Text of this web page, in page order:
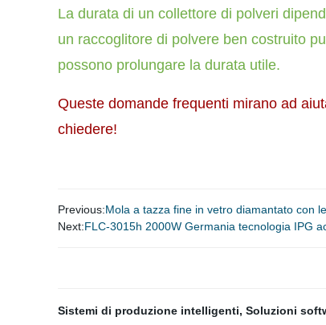
La durata di un collettore di polveri
un raccoglitore di polvere ben costruito
possono prolungare la durata utile.
Queste domande frequenti mirano ad
chiedere!
Previous:Mola a tazza fine in vetro diamantato con
Next:FLC-3015h 2000W Germania tecnologia IPG
Sistemi di produzione intelligenti, Soluzioni